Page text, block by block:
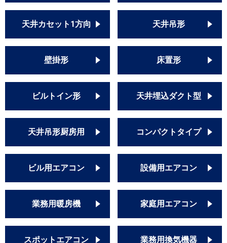
PA-P224T6HDB
PA-P224T7HDNBX
PA-P224T7HDNB
PA-P224V6HDN
PA-P224V6HDNB
天井カセット1方向 天井吊形
壁掛形 床置形
ビルトイン形 天井埋込ダクト型
天井吊形厨房用 コンパクトタイプ
ビル用エアコン 設備用エアコン
業務用暖房機 家庭用エアコン
スポットエアコン 業務用換気機器